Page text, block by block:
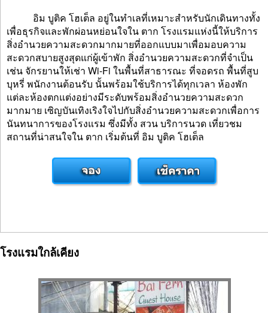
อิม บูติค โฮเต็ล อยู่ในทำเลที่เหมาะสำหรับนักเดินทางทั้ง
เพื่อธุรกิจและพักผ่อนหย่อนใจใน ตาก โรงแรมแห่งนี้ให้บริการ
สิ่งอำนวยความสะดวกมากมายที่ออกแบบมาเพื่อมอบความ
สะดวกสบายสูงสุดแก่ผู้เข้าพัก สิ่งอำนวยความสะดวกที่จำเป็น
เช่น จักรยานให้เช่า Wi-Fi ในพื้นที่สาธารณะ ที่จอดรถ พื้นที่สูบ
บุหรี่ พนักงานต้อนรับ นั้นพร้อมใช้บริการได้ทุกเวลา ห้องพัก
แต่ละห้องตกแต่งอย่างมีระดับพร้อมสิ่งอำนวยความสะดวก
มากมาย เซิญบันเทิงเริงใจไปกับสิ่งอำนวยความสะดวกเพื่อการ
นันทนาการของโรงแรม ซึ่งมีทั้ง สวน บริการนวด เที่ยวชม
สถานที่น่าสนใจใน ตาก เริ่มต้นที่ อิม บูติค โฮเต็ล
โรงแรมใกล้เคียง